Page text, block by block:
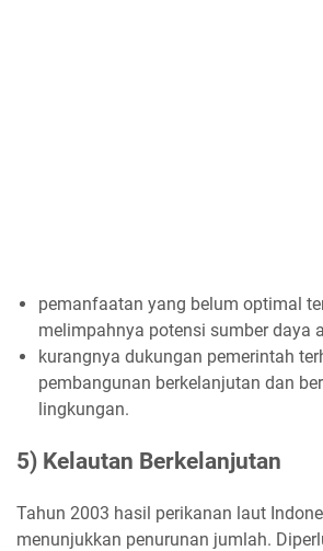
pemanfaatan yang belum optimal
melimpahnya potensi sumber daya
kurangnya dukungan pemerintah
pembangunan berkelanjutan dan
lingkungan.
5) Kelautan Berkelanjutan
Tahun 2003 hasil perikanan laut
menunjukkan penurunan jumlah.